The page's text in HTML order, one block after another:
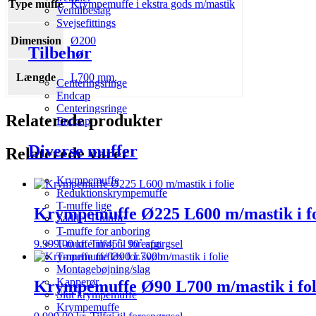
Ventilbeslag
Svejsefittings
Tilbehør
Centeringsringe
Endcap
Centeringsringe
Endcap
Diverse muffer
Krympemuffe
Reduktionskrympemuffe
T-muffe lige
Saddel T-muffe
T-muffe for anboring
T-muffe m/45˚- 90˚ afg.
T-muffe m/flex for svøb
Montagebøjning/slag
Kapperør
Slut krympemuffe
Krympemuffe
Type muffe Krympemuffe i ekstra gods m/mastik
Dimension Ø200
Længde L700 mm.
Relaterede produkter
Relaterede varer
Krympemuffe Ø225 L600 m/mastik i
9.999,00kr. Tilføj til forespørgsel
Krympemuffe Ø90 L700 m/mastik i